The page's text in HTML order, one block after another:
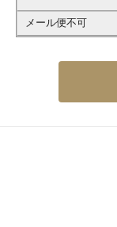
メール便不可